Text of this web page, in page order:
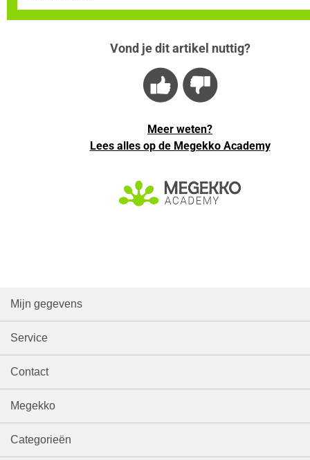
Vond je dit artikel nuttig?
Meer weten?
Lees alles op de Megekko Academy
Mijn gegevens
Service
Contact
Megekko
Categorieën